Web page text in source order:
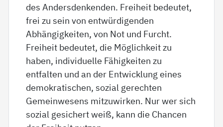
des Andersdenkenden. Freiheit bedeutet,
frei zu sein von entwürdigenden
Abhängigkeiten, von Not und Furcht.
Freiheit bedeutet, die Möglichkeit zu
haben, individuelle Fähigkeiten zu
entfalten und an der Entwicklung eines
demokratischen, sozial gerechten
Gemeinwesens mitzuwirken. Nur wer sich
sozial gesichert weiß, kann die Chancen